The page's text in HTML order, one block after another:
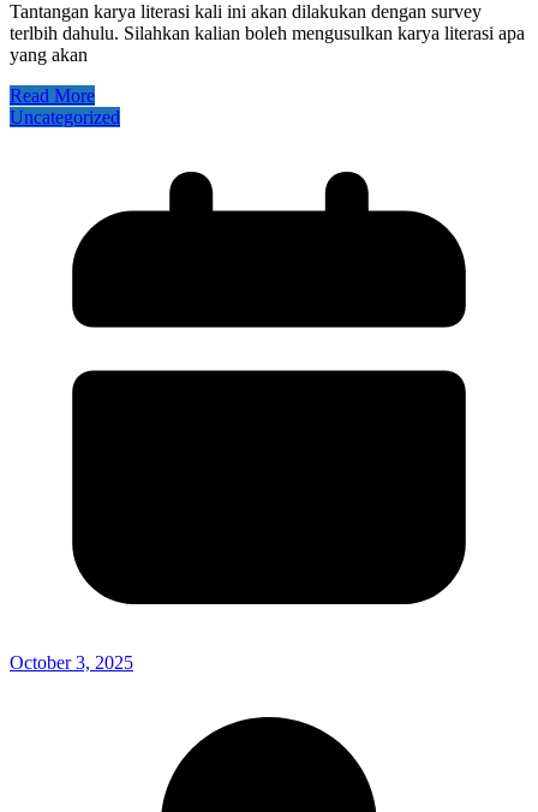
Tantangan karya literasi kali ini akan dilakukan dengan survey
terlbih dahulu. Silahkan kalian boleh mengusulkan karya literasi apa
yang akan
Read More
Uncategorized
October 3, 2025